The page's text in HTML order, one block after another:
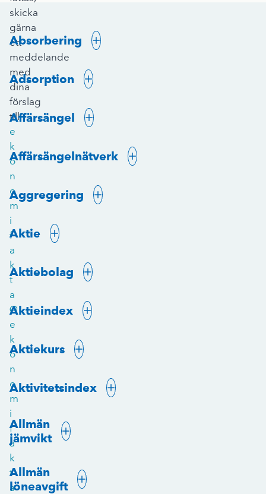
Absorbering
Adsorption
Affärsängel
Affärsängelnätverk
Aggregering
Aktie
Aktiebolag
Aktieindex
Aktiekurs
Aktivitetsindex
Allmän
jämvikt
Allmän
löneavgift
skicka
gärna
ett
meddelande
med
dina
förslag
till
e
k
o
n
o
m
i
f
a
k
t
a
@
e
k
o
n
o
m
i
f
a
k
t
a